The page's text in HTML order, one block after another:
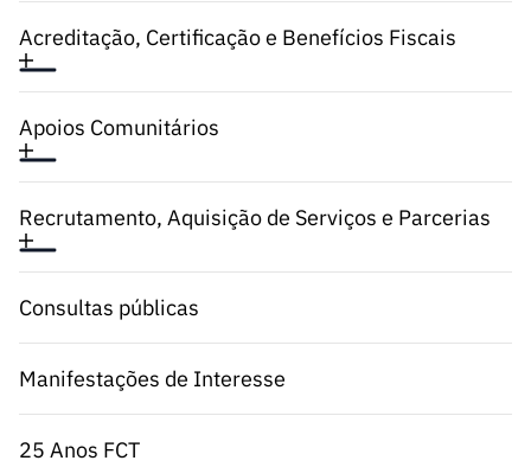
Acreditação, Certificação e Benefícios Fiscais
Apoios Comunitários
Recrutamento, Aquisição de Serviços e Parcerias
Consultas públicas
Manifestações de Interesse
25 Anos FCT